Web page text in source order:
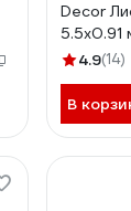
Decor
4.9(14)
В